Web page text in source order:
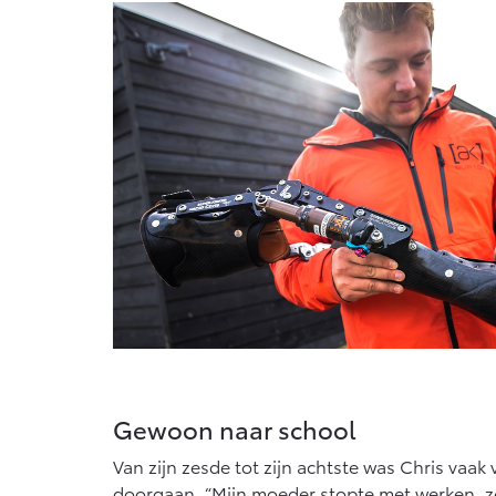
Vanaf € 76.695,-
Proace Max (excl.
BTW)
OOK ALS BATTERIJ-
ELEKTRISCH
Vanaf € 46.301,-
Gewoon naar school
Van zijn zesde tot zijn achtste was Chris